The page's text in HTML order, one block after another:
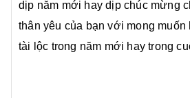
dịp năm mới hay dịp chúc mừng
thân yêu của bạn với mong
tài lộc trong năm mới hay trong